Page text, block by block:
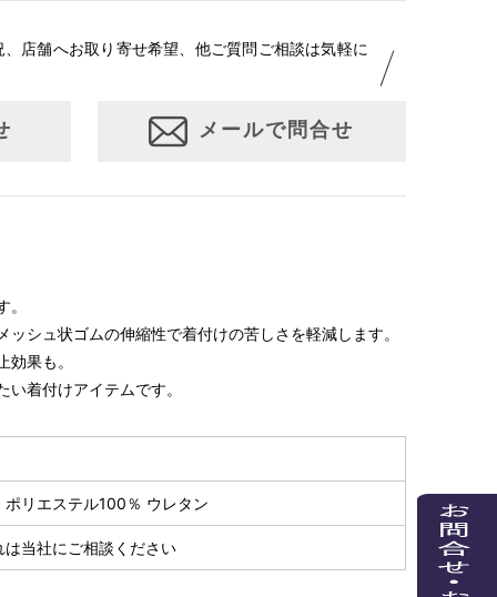
店舗へお取り寄せ希望、他ご質問ご相談は気軽に
メールで問合せ
シュ状ゴムの伸縮性で着付けの苦しさを軽減します。
果も。
い着付けアイテムです。
ポリエステル100％ ウレタン
は当社にご相談ください